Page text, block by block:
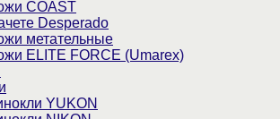
COAST
Desperado
метательные
ELITE FORCE (Umarex)
YUKON